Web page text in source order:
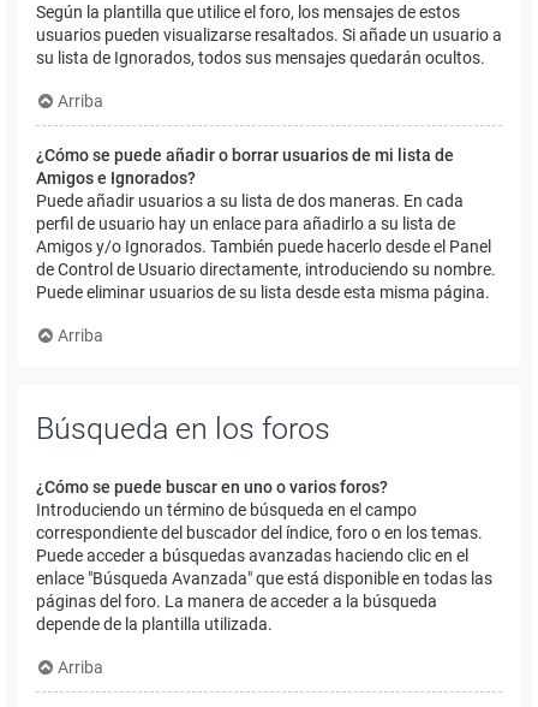
Según la plantilla que utilice el foro, los mensajes de estos
usuarios pueden visualizarse resaltados. Si añade un usuario a
su lista de Ignorados, todos sus mensajes quedarán ocultos.
Arriba
¿Cómo se puede añadir o borrar usuarios de mi lista de
Amigos e Ignorados?
Puede añadir usuarios a su lista de dos maneras. En cada
perfil de usuario hay un enlace para añadirlo a su lista de
Amigos y/o Ignorados. También puede hacerlo desde el Panel
de Control de Usuario directamente, introduciendo su nombre.
Puede eliminar usuarios de su lista desde esta misma página.
Arriba
Búsqueda en los foros
¿Cómo se puede buscar en uno o varios foros?
Introduciendo un término de búsqueda en el campo
correspondiente del buscador del índice, foro o en los temas.
Puede acceder a búsquedas avanzadas haciendo clic en el
enlace "Búsqueda Avanzada" que está disponible en todas las
páginas del foro. La manera de acceder a la búsqueda
depende de la plantilla utilizada.
Arriba